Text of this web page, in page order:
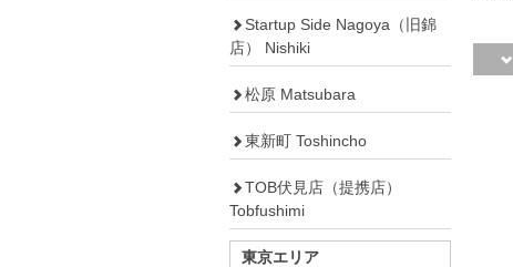
Startup Side Nagoya（旧錦
店） Nishiki
松原 Matsubara
東新町 Toshincho
TOB伏見店（提携店）
Tobfushimi
東京エリア